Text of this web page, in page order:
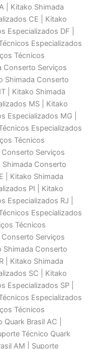
| Kitako Shimada
CE | Kitako
Especializados DF |
Especializados
Técnicos
Conserto Serviços
Shimada Conserto
| Kitako Shimada
MS | Kitako
Especializados MG |
Especializados
Técnicos
Serviços
Shimada Conserto
| Kitako Shimada
PI | Kitako
Especializados RJ |
Especializados
Técnicos
Serviços
Shimada Conserto
| Kitako Shimada
SC | Kitako
Especializados SP |
Especializados
Técnicos
Brasil AC |
Técnico Quark
AM | Suporte